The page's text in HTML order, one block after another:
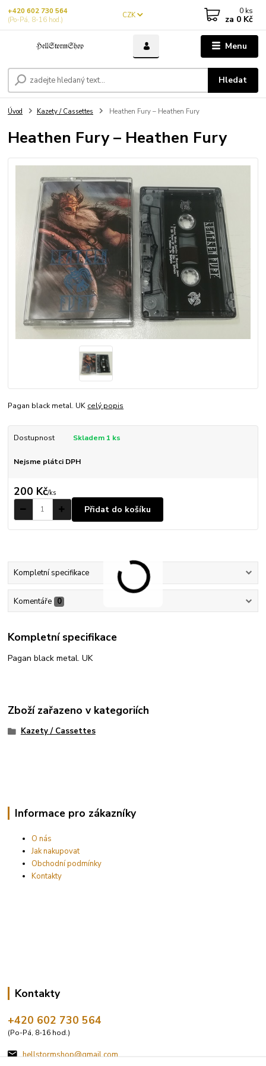
Menu
CZK
Hledat
+420 602 730 564
(Po-Pá, 8-16 hod.)
0 ks
za 0 Kč
Úvod Kazety / Cassettes Heathen Fury – Heathen Fury
Heathen Fury – Heathen Fury
Pagan black metal. UK celý popis
Dostupnost Skladem 1 ks
Nejsme plátci DPH
200 Kč/ks
Přidat do košíku
Kompletní specifikace
Komentáře 0
Kompletní specifikace
Pagan black metal. UK
Zboží zařazeno v kategoriích
Kazety / Cassettes
Informace pro zákazníky
O nás
Jak nakupovat
Obchodní podmínky
Kontakty
Kontakty
+420 602 730 564
(Po-Pá, 8-16 hod.)
hellstormshop@gmail.com